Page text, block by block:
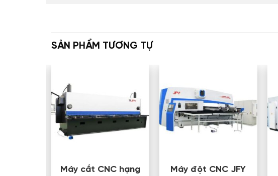
SẢN PHẨM TƯƠNG TỰ
Máy cắt CNC hạng
Máy đột CNC JFY